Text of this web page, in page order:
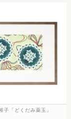
子「どくだみ薬玉」